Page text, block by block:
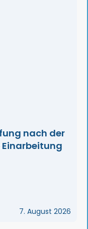
nach der
Einarbeitung
7. August 2026